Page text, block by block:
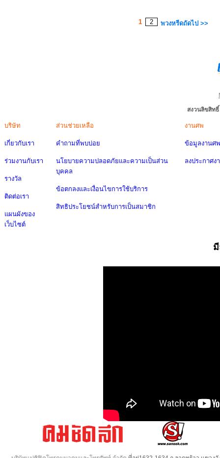
1 2 พวงหรีดถัดไป >>
สงวนลิขสิท
บริษัท
เกี่ยวกับเรา
ร่วมงานกับเรา
รางวัล
ติดต่อเรา
แผนผังของ
เว็บไซต์
ส่วนช่วยเหลือ
คำถามที่พบบ่อย
นโยบายความปลอดภัยและความเป็นส่วน
บุคคล
ข้อตกลงและเงื่อนไขการใช้บริการ
สิทธิประโยชน์สำหรับการเป็นสมาชิก
งานศพ
ข้อมูลงานศพ
ลงประกาศง